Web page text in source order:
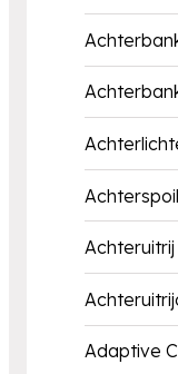
Adaptive